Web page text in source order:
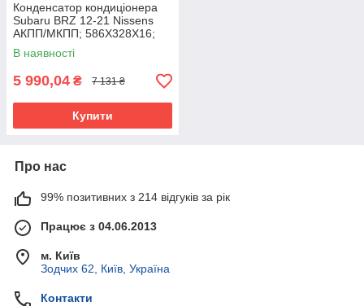
Конденсатор кондиціонера
Subaru BRZ 12-21 Nissens
АКПП/МКПП; 586X328X16;
+осушувач; (2.0)
В наявності
5 990,04 ₴ 7 131 ₴
Купити
Про нас
99% позитивних з 214 відгуків за рік
Працює з 04.06.2013
м. Київ
Зодчих 62, Київ, Україна
Контакти